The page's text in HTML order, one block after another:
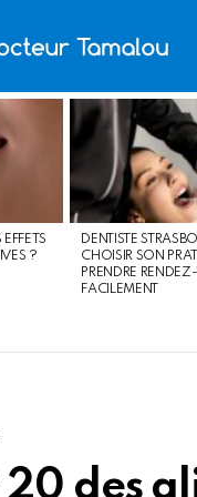
?
DENTISTE
CHOISIR SON
PRENDRE
FACILEMENT
20 des